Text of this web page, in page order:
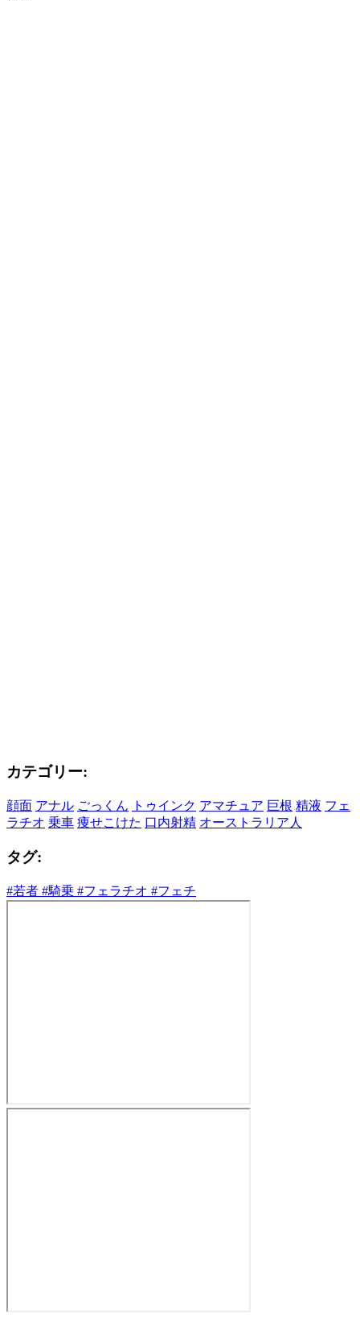
カテゴリー:
顔面 アナル ごっくん トゥインク アマチュア 巨根 精液 フェ
ラチオ 乗車 痩せこけた 口内射精 オーストラリア人
タグ:
#若者 #騎乗 #フェラチオ #フェチ